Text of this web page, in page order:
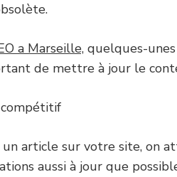
a Marseille, quelques-
de mettre à jour le
article sur votre site, on
aussi à jour que